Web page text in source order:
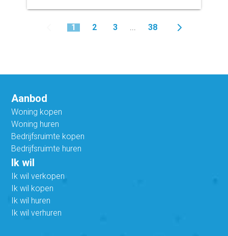
1 2 3 ... 38
Aanbod
Woning kopen
Woning huren
Bedrijfsruimte kopen
Bedrijfsruimte huren
Ik wil
Ik wil verkopen
Ik wil kopen
Ik wil huren
Ik wil verhuren